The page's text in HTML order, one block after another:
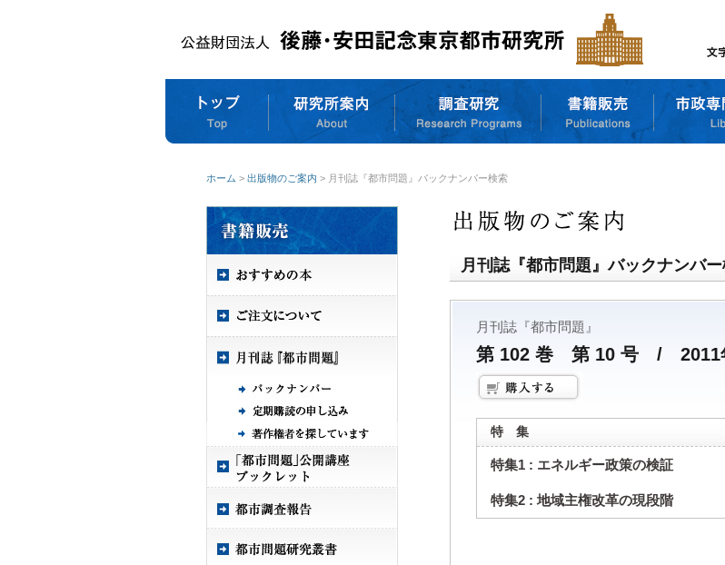
ホーム > 出版物のご案内 > 月刊誌『都市問題』バックナンバー検索
月刊誌『都市問題』バックナンバ
月刊誌『都市問題』
第 102 巻 第 10 号 / 2011
特 集
特集1 : エネルギー政策の検証
特集2 : 地域主権改革の現段階